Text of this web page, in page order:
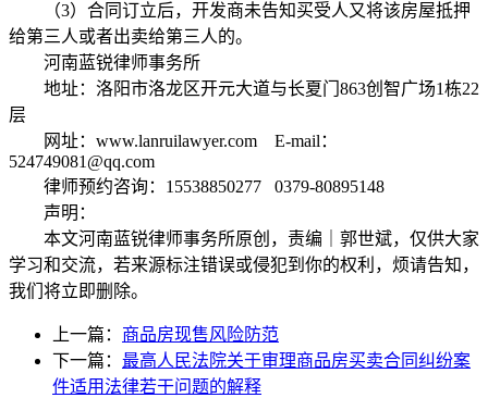
（3）合同订立后，开发商未告知买受人又将该房屋抵押
给第三人或者出卖给第三人的。
河南蓝锐律师事务所
地址：洛阳市洛龙区开元大道与长夏门863创智广场1栋22
层
网址：www.lanruilawyer.com E-mail：
524749081@qq.com
律师预约咨询：15538850277 0379-80895148
声明：
本文河南蓝锐律师事务所原创，责编｜郭世斌，仅供大家
学习和交流，若来源标注错误或侵犯到你的权利，烦请告知，
我们将立即删除。
上一篇： 商品房现售风险防范
下一篇： 最高人民法院关于审理商品房买卖合同纠纷案
件适用法律若干问题的解释